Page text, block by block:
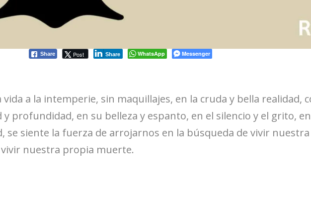
Share Post Share WhatsApp Messenger
vida a la intemperie, sin maquillajes, en la cruda y bella realidad,
y profundidad, en su belleza y espanto, en el silencio y el grito,
se siente la fuerza de arrojarnos en la búsqueda de vivir nuestra
nuestra propia muerte.